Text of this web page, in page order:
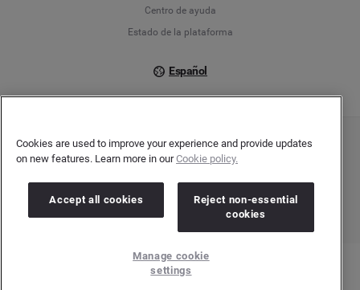
Centro de ayuda
Estado de la plataforma
Español
Copyright © 2026 Brandwatch. Todos los derechos reservados. Cision Group Ltd, 7th
Floor, 5 Churchill Place, Canary Wharf, London, E14 5HU
Cookies are used to improve your experience and provide updates
on new features. Learn more in ourCookie policy.
Accept all cookies
Reject non-essential
cookies
Manage cookie
settings